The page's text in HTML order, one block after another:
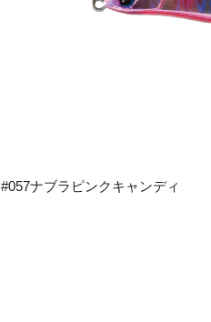
#057ナブラピンクキャンディ